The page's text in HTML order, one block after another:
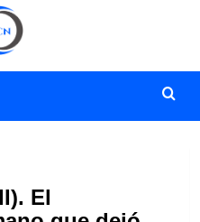
El